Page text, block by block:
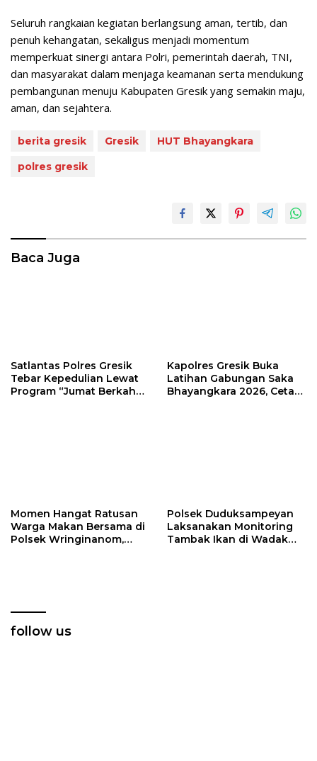
Seluruh rangkaian kegiatan berlangsung aman, tertib, dan
penuh kehangatan, sekaligus menjadi momentum
memperkuat sinergi antara Polri, pemerintah daerah, TNI,
dan masyarakat dalam menjaga keamanan serta mendukung
pembangunan menuju Kabupaten Gresik yang semakin maju,
aman, dan sejahtera.
berita gresik Gresik
HUT Bhayangkara
polres gresik
Baca Juga
Satlantas Polres Gresik
Tebar Kepedulian Lewat
Program “Jumat Berkah
Kapolres Gresik Buka
Latihan Gabungan Saka
Bhayangkara 2026, Cetak
Momen Hangat Ratusan
Warga Makan Bersama di
Polsek Wringinanom,
Polsek Duduksampeyan
Laksanakan Monitoring
Tambak Ikan di Wadak
follow us